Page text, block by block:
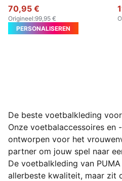
70,95 €
Origineel:99,95 €
PERSONALISEREN
De beste voetbalkleding
Onze voetbalaccessoires en
ontworpen voor het
partner om jouw spel naar
De voetbalkleding van
allerbeste kwaliteit, maar zit